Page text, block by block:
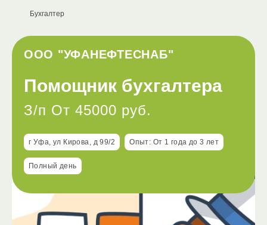
ООО "УФАНЕФТЕСНАБ"
Бухгалтер
Помощник бухгалтера
З/п От 45000 руб.
г Уфа, ул Кирова, д 99/2 Опыт: От 1 года до 3 лет
Полный день